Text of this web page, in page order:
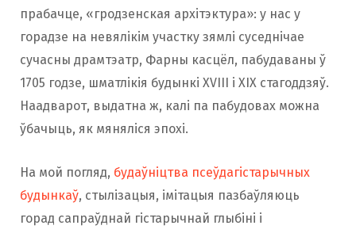
прабачце, «гродзенская архітэктура»: у нас у
горадзе на невялікім участку зямлі суседнічае
сучасны драмтэатр, Фарны касцёл, пабудаваны ў
1705 годзе, шматлікія будынкі XVIII і XIX стагоддзяў.
Наадварот, выдатна ж, калі па пабудовах можна
ўбачыць, як мяняліся эпохі.
На мой погляд, будаўніцтва псеўдагістарычных
будынкаў, стылізацыя, імітацыя пазбаўляюць
горад сапраўднай гістарычнай глыбіні і